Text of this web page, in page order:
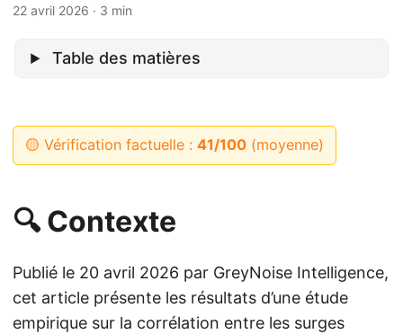
22 avril 2026 · 3 min
Table des matières
🟡 Vérification factuelle : 41/100(moyenne)
🔍 Contexte
Publié le 20 avril 2026 par GreyNoise Intelligence,
cet article présente les résultats d’une étude
empirique sur la corrélation entre les surges